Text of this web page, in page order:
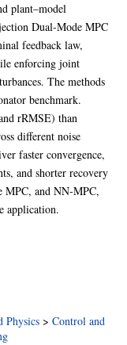
plant–model
Dual‑Mode MPC
feedback law,
enforcing joint
The methods
benchmark.
rRMSE) than
different noise
faster convergence,
and shorter recovery
MPC, and NN‑MPC,
application.
Physics >Control and